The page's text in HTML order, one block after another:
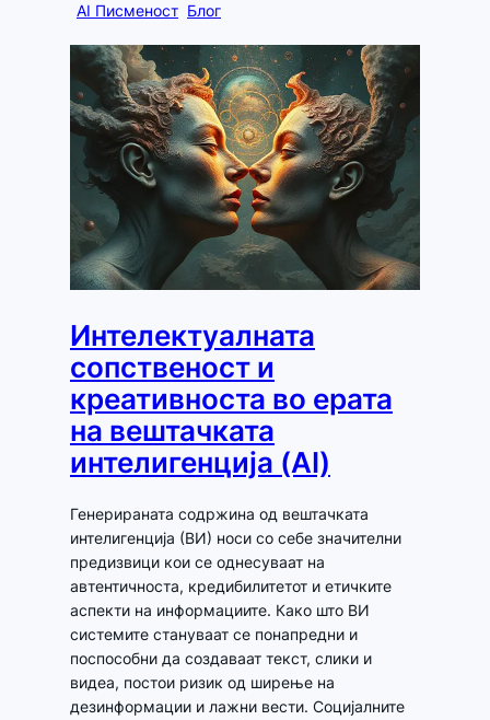
AI Писменост Блог
Интелектуалната
сопственост и
креативноста во ерата
на вештачката
интелигенција (AI)
Генерираната содржина од вештачката
интелигенција (ВИ) носи со себе значителни
предизвици кои се однесуваат на
автентичноста, кредибилитетот и етичките
аспекти на информациите. Како што ВИ
системите стануваат се понапредни и
поспособни да создаваат текст, слики и
видеа, постои ризик од ширење на
дезинформации и лажни вести. Социјалните